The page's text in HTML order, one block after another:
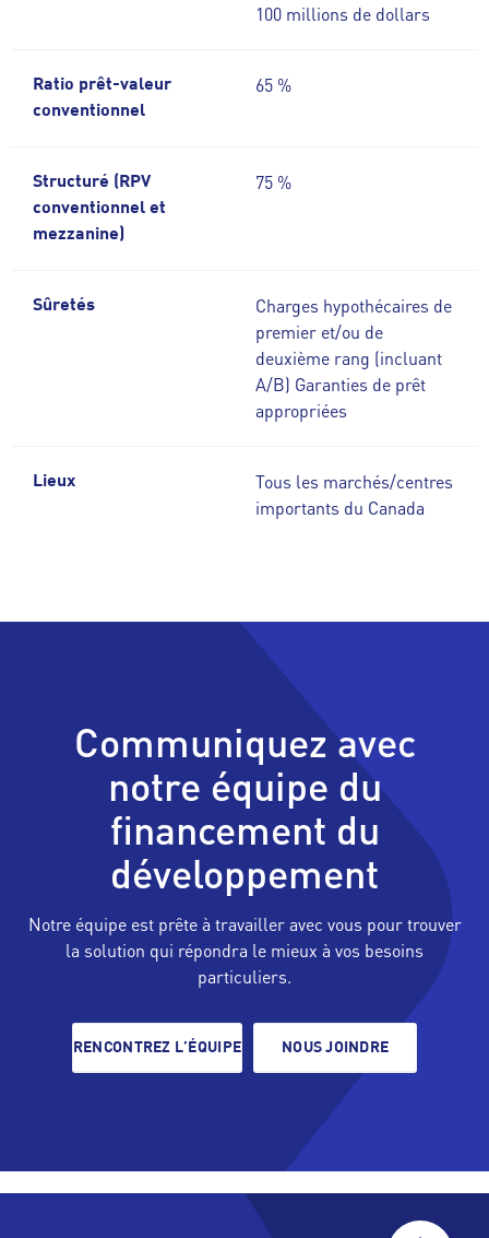
100 millions de dollars
Ratio prêt-valeur
conventionnel
65 %
Structuré (RPV
conventionnel et
mezzanine)
75 %
Sûretés
Charges hypothécaires de
premier et/ou de
deuxième rang (incluant
A/B) Garanties de prêt
appropriées
Lieux
Tous les marchés/centres
importants du Canada
Communiquez avec
notre équipe du
financement du
développement
Notre équipe est prête à travailler avec vous pour trouver
la solution qui répondra le mieux à vos besoins
particuliers.
RENCONTREZ L’ÉQUIPE NOUS JOINDRE